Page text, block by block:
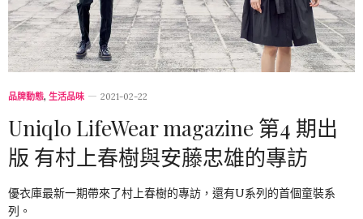
品牌動態, 生活品味 2021-02-22
Uniqlo LifeWear magazine 第4 期出
版 有村上春樹與安藤忠雄的專訪
優衣庫最新一期帶來了村上春樹的專訪，還有U系列的首個童裝系
列。